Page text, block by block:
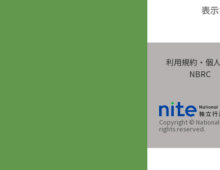
表
利用規約・個
NBRC
Copyright ©
rights reserved.